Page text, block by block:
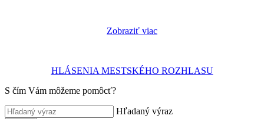
Zobraziť viac
HLÁSENIA MESTSKÉHO ROZHLASU
S čím Vám môžeme pomôcť?
Hľadaný výraz